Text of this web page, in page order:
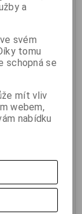
SFTP PVC
snag-proof
obvykle (dny):3
SFTP PVC 1m
a
svém
tomu
schopná se
mít vliv
webem,
nabídku